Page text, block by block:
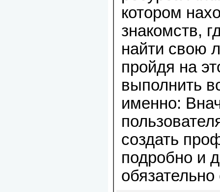
котором
знакомств,
найти свою
пройдя на
выполнить
именно:
создать
подробно и